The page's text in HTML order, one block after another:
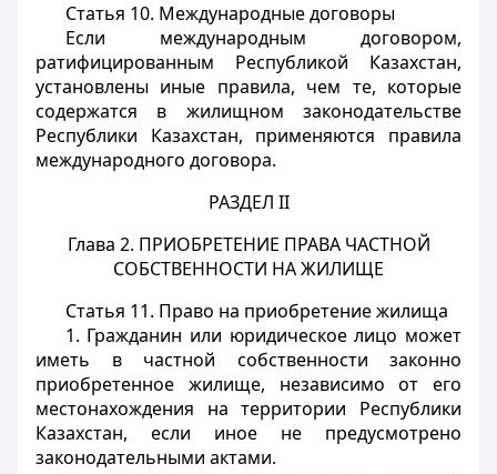
Статья 10. Международные договоры
Если международным договором,
ратифицированным Республикой Казахстан,
установлены иные правила, чем те, которые
содержатся в жилищном законодательстве
Республики Казахстан, применяются правила
международного договора.
РАЗДЕЛ II
Глава 2. ПРИОБРЕТЕНИЕ ПРАВА ЧАСТНОЙ
СОБСТВЕННОСТИ НА ЖИЛИЩЕ
Статья 11. Право на приобретение жилища
1. Гражданин или юридическое лицо может
иметь в частной собственности законно
приобретенное жилище, независимо от его
местонахождения на территории Республики
Казахстан, если иное не предусмотрено
законодательными актами.